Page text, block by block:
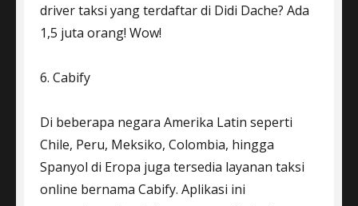
driver taksi yang terdaftar di Didi Dache? Ada
1,5 juta orang! Wow!
6. Cabify
Di beberapa negara Amerika Latin seperti
Chile, Peru, Meksiko, Colombia, hingga
Spanyol di Eropa juga tersedia layanan taksi
online bernama Cabify. Aplikasi ini